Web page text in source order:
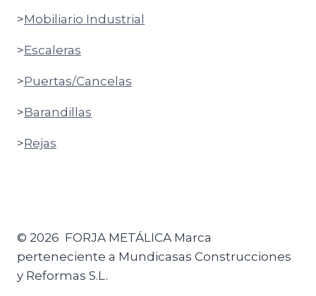
>Mobiliario Industrial
>Escaleras
>Puertas/Cancelas
>Barandillas
>Rejas
© 2026 FORJA METÁLICA Marca
perteneciente a Mundicasas Construcciones
y Reformas S.L.